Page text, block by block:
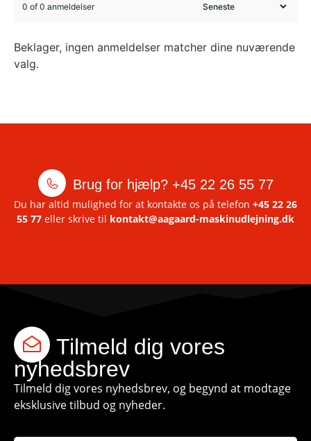
0 of 0 anmeldelser
Beklager, ingen anmeldelser matcher dine nuværende
valg.
Brug for hjælp? +45 22 26 55 77
Du har altid mulighed for at kontakte os på telefon +45 22 26
55 77 eller skrive til kontakt@aagaard-maskinudlejning.dk
Tilmeld dig vores
nyhedsbrev
Tilmeld dig vores nyhedsbrev, og begynd at modtage
eksklusive tilbud og nyheder.